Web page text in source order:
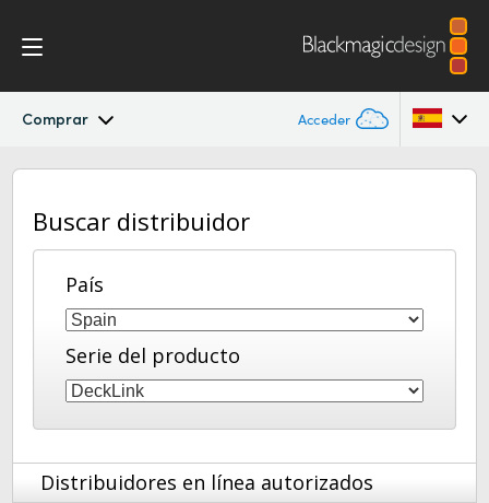
Comprar Acceder
DeckLink
Procesos
Soporte Informático
Instalación
Modelos
Australia
Austria
Brazil
Canada
Denmark
Buscar distribuidor
País
Serie del producto
Distribuidores en línea autorizados